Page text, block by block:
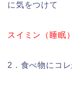
に気をつけて
スイミン（睡眠）
2．食べ物にコ